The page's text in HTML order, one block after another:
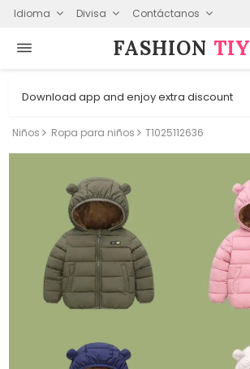
Idioma Divisa Contáctanos
FASHION⁠ TIY
Download app and enjoy extra discount
Niños Ropa para niños T1025112636